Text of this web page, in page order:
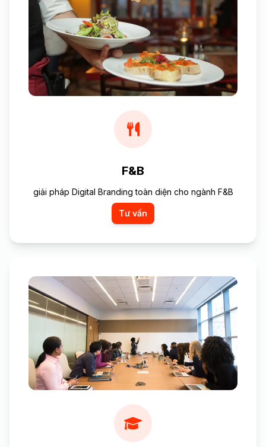
F&B
giải pháp Digital Branding toàn diện cho ngành F&B
Tư vấn